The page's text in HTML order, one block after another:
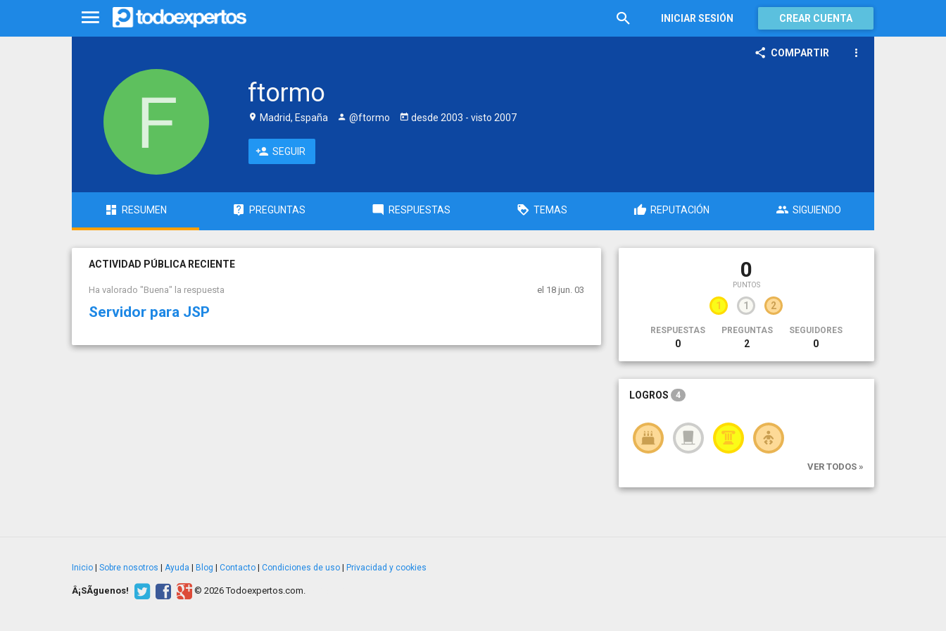
INICIAR SESIÓN CREAR CUENTA
COMPARTIR
ftormo
Madrid, España @ftormo desde 2003 - visto 2007
SEGUIR
RESUMEN PREGUNTAS RESPUESTAS TEMAS REPUTACIÓN SIGUIENDO
ACTIVIDAD PÚBLICA RECIENTE
Ha valorado "Buena" la respuesta el 18 jun. 03
Servidor para JSP
0
PUNTOS
1 1 2
RESPUESTAS
0
PREGUNTAS
2
SEGUIDORES
0
LOGROS 4
VER TODOS »
Inicio Sobre nosotros Ayuda Blog Contacto Condiciones de uso Privacidad y cookies
Â¡SÃ­guenos! © 2026 Todoexpertos.com.